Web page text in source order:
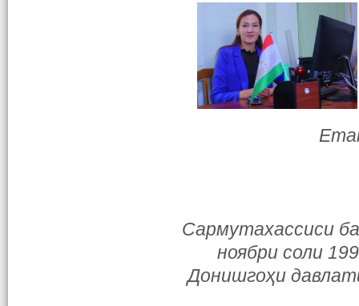
Сармутахассиси
ноябри соли
Донишгоҳи